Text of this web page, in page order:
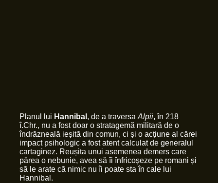
Planul lui Hannibal , de a traversa Alpii, în 218
î.Chr., nu a fost doar o stratagemă militară de o
îndrăzneală ieșită din comun, ci și o acțiune al cărei
impact psihologic a fost atent calculat de generalul
cartaginez. Reușita unui asemenea demers care
părea o nebunie, avea să îi înfricoșeze pe romani și
să le arate că nimic nu îi poate sta în cale lui
Hannibal.